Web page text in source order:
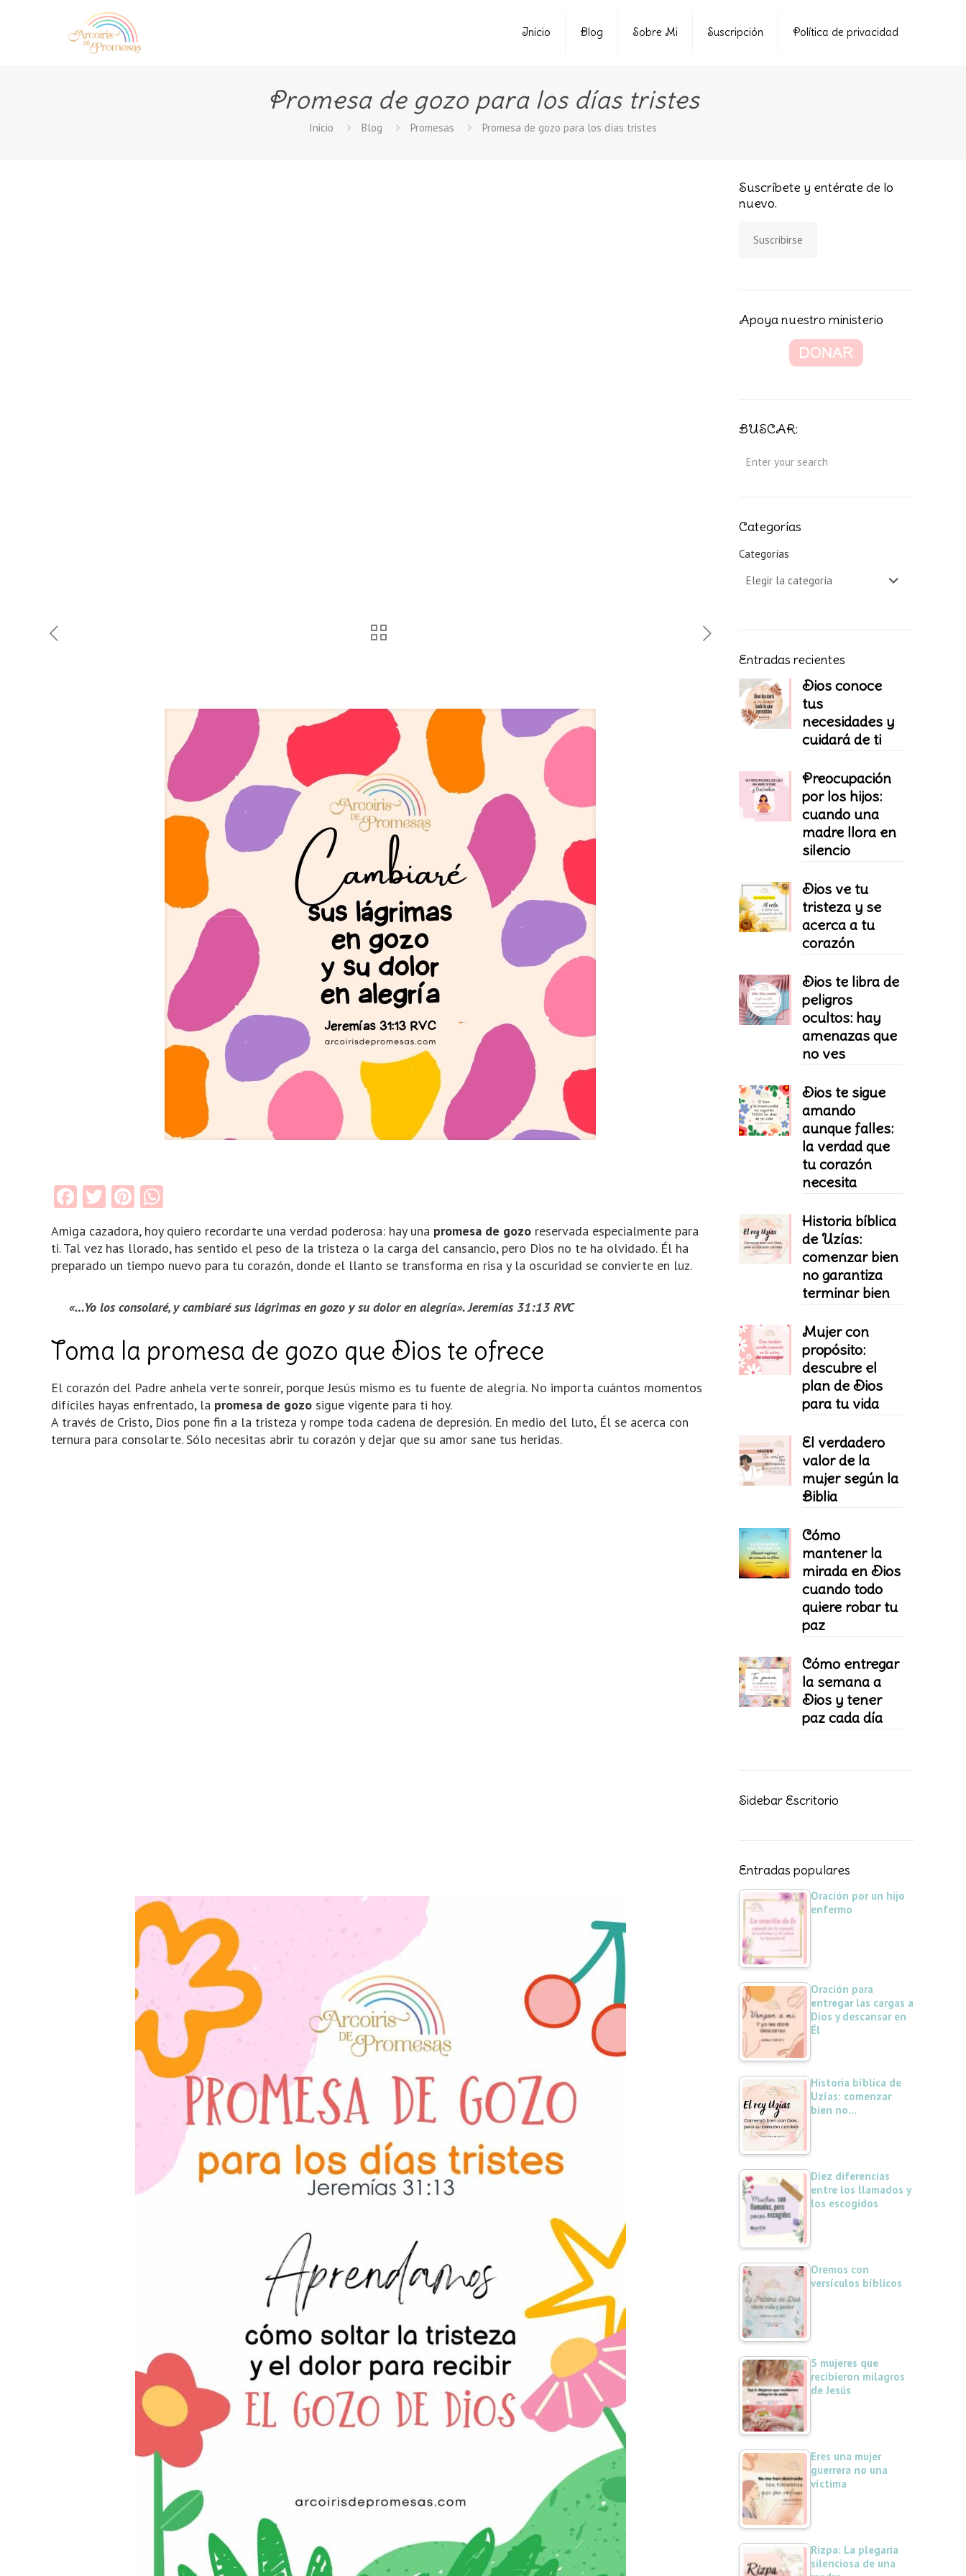
Inicio Blog Sobre Mi Suscripción Política de privacidad
Promesa de gozo para los días tristes
Inicio Blog Promesas Promesa de gozo para los días tristes
Facebook
TwitterPinterest
Amiga cazadora, hoy quiero recordarte una verdad poderosa: hay una promesa de gozo reservada especialmente para
ti. Tal vez has llorado, has sentido el peso de la tristeza o la carga del cansancio, pero Dios no te ha olvidado. Él ha
preparado un tiempo nuevo para tu corazón, donde el llanto se transforma en risa y la oscuridad se convierte en luz.
«…Yo los consolaré, y cambiaré sus lágrimas en gozo y su dolor en alegría». Jeremías 31:13 RVC
Toma la promesa de gozo que Dios te ofrece
El corazón del Padre anhela verte sonreír, porque Jesús mismo es tu fuente de alegría. No importa cuántos momentos
difíciles hayas enfrentado, la promesa de gozo sigue vigente para ti hoy.
A través de Cristo, Dios pone fin a la tristeza y rompe toda cadena de depresión. En medio del luto, Él se acerca con
ternura para consolarte. Sólo necesitas abrir tu corazón y dejar que su amor sane tus heridas.
Suscríbete y entérate de lo
nuevo.
Suscribirse
Apoya nuestro ministerio
BUSCAR:
Categorías
Categorías
Entradas recientes
Dios conoce
tus
necesidades y
cuidará de ti
Preocupación
por los hijos:
cuando una
madre llora en
silencio
Dios ve tu
tristeza y se
acerca a tu
corazón
Dios te libra de
peligros
ocultos: hay
amenazas que
no ves
Dios te sigue
amando
aunque falles:
la verdad que
tu corazón
necesita
Historia bíblica
de Uzías:
comenzar bien
no garantiza
terminar bien
Mujer con
propósito:
descubre el
plan de Dios
para tu vida
El verdadero
valor de la
mujer según la
Biblia
Cómo
mantener la
mirada en Dios
cuando todo
quiere robar tu
paz
Cómo entregar
la semana a
Dios y tener
paz cada día
Sidebar Escritorio
Entradas populares
Oración por un hijo
enfermo
Oración para
entregar las cargas a
Dios y descansar en
Él
Historia bíblica de
Uzías: comenzar
bien no…
Diez diferencias
entre los llamados y
los escogidos
Oremos con
versículos bíblicos
5 mujeres que
recibieron milagros
de Jesús
Eres una mujer
guerrera no una
víctima
Rizpa: La plegaria
silenciosa de una